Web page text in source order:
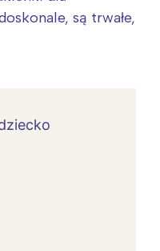
są trwałe,